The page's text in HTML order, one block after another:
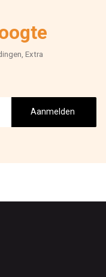
Extra
Aanmelden